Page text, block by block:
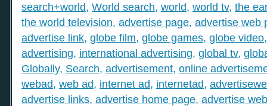
search+world, World search, world, world tv, the
the world television, advertise page, advertise web
advertise link, globe film, globe games, globe video
advertising, international advertising, global tv,
Globally, Search, advertisement, online
webad, web ad, internet ad, internetad,
advertise links, advertise home page, advertise